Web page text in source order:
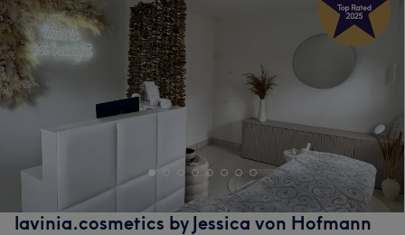
lavinia.cosmetics by Jessica von Hofmann